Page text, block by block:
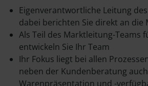
Eigenverantwortliche Leitung
dabei berichten Sie direkt an die
Als Teil des Marktleitung-Teams
entwickeln Sie Ihr Team
Ihr Fokus liegt bei allen
neben der Kundenberatung
Warenpräsentation und -